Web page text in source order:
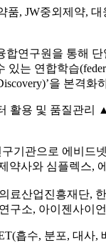
, JW중외제약,
연구원을 통해
는 연합학습
을 본격화
용 및 품질관리
기관으로 에비
약사와 심플렉스,
산업진흥재단,
소, 아이젠사이
수, 분포, 대사